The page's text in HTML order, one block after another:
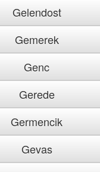
Gelendost
Gemerek
Genc
Gerede
Germencik
Gevas